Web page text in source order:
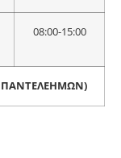
08:00-15:00